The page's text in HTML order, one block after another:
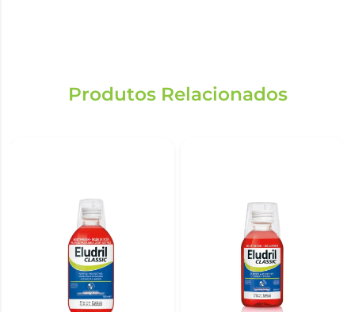
Produtos Relacionados